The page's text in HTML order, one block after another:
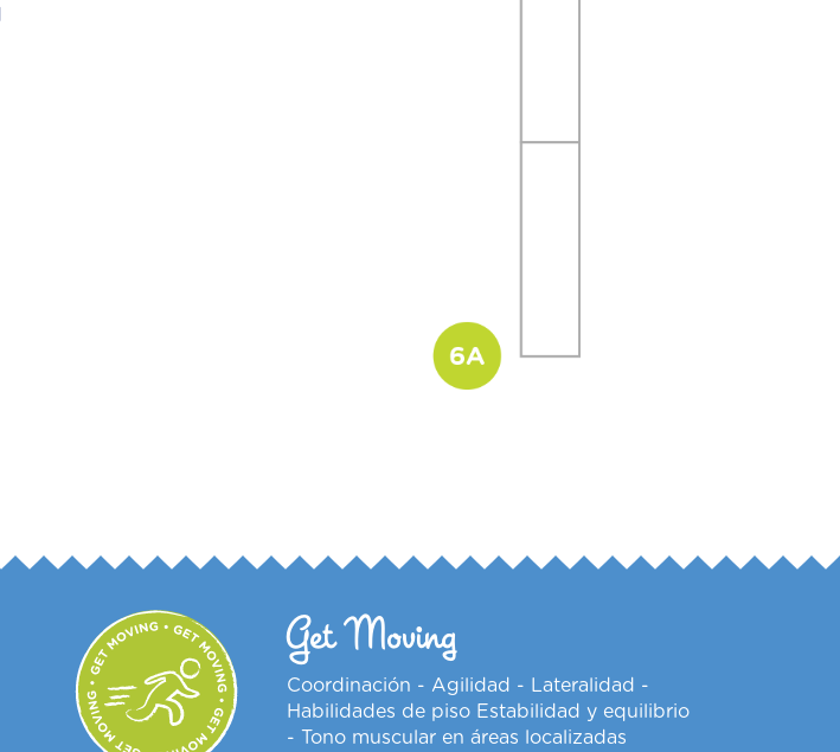
Get Moving
Coordinación - Agilidad - Lateralidad -
Habilidades de piso Estabilidad y equilibrio
- Tono muscular en áreas localizadas